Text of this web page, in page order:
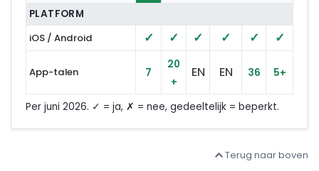
PLATFORM
iOS / Android
✓ ✓ ✓ ✓ ✓ ✓
App-talen 7
20
+
EN EN 36 5+
Per juni 2026. ✓ = ja, ✗ = nee, gedeeltelijk = beperkt.
Terug naar boven